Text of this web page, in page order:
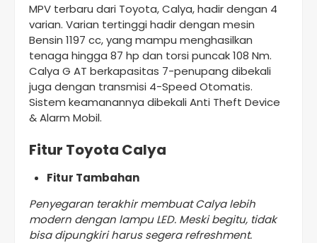
MPV terbaru dari Toyota, Calya, hadir dengan 4
varian. Varian tertinggi hadir dengan mesin
Bensin 1197 cc, yang mampu menghasilkan
tenaga hingga 87 hp dan torsi puncak 108 Nm.
Calya G AT berkapasitas 7-penupang dibekali
juga dengan transmisi 4-Speed Otomatis.
Sistem keamanannya dibekali Anti Theft Device
& Alarm Mobil.
Fitur Toyota Calya
Fitur Tambahan
Penyegaran terakhir membuat Calya lebih
modern dengan lampu LED. Meski begitu, tidak
bisa dipungkiri harus segera refreshment.